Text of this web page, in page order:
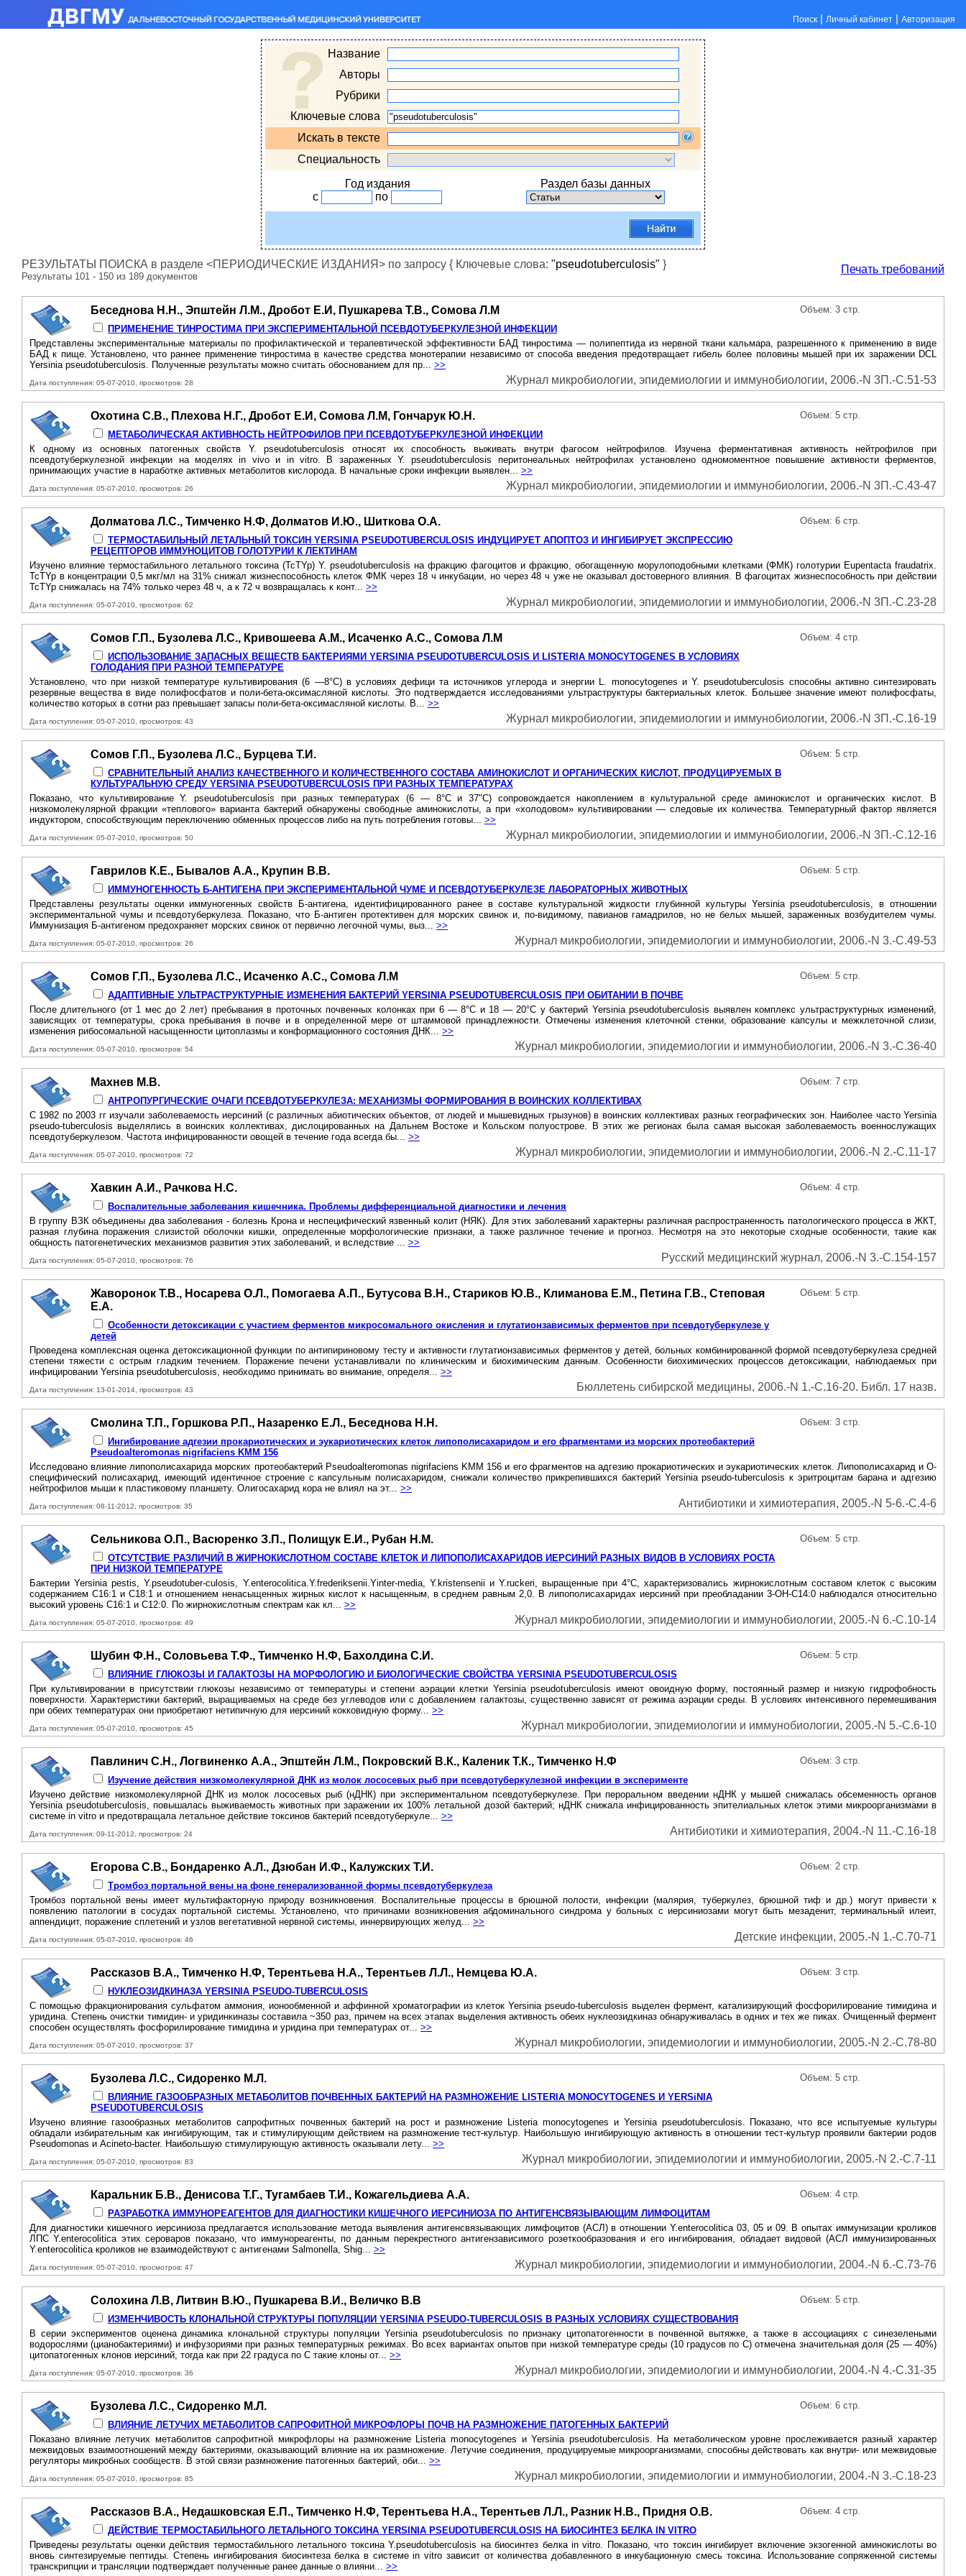
Поиск | Личный кабинет | Авторизация
Название
Авторы
Рубрики
Ключевые слова
Искать в тексте
Специальность
Год издания
Раздел базы данных
с
по
РЕЗУЛЬТАТЫ ПОИСКА в разделе <ПЕРИОДИЧЕСКИЕ ИЗДАНИЯ> по запросу { Ключевые слова: "pseudotuberculosis" }
Результаты 101 - 150 из 189 документов
Печать требований
Беседнова Н.Н., Эпштейн Л.М., Дробот Е.И, Пушкарева Т.В., Сомова Л.М
ПРИМЕНЕНИЕ ТИНРОСТИМА ПРИ ЭКСПЕРИМЕНТАЛЬНОЙ ПСЕВДОТУБЕРКУЛЕЗНОЙ ИНФЕКЦИИ
Объем: 3 стр.
Представлены экспериментальные материалы по профилактической и терапевтической эффективности БАД тинростима — полипептида из нервной ткани кальмара, разрешенного к применению в виде
БАД к пище. Установлено, что раннее применение тинростима в качестве средства монотерапии независимо от способа введения предотвращает гибель более половины мышей при их заражении DCL
Yersinia pseudotuberculosis. Полученные результаты можно считать обоснованием для пр... >>
Дата поступления: 05-07-2010, просмотров: 28 Журнал микробиологии, эпидемиологии и иммунобиологии, 2006.-N 3П.-С.51-53
Охотина С.В., Плехова Н.Г., Дробот Е.И, Сомова Л.М, Гончарук Ю.Н.
МЕТАБОЛИЧЕСКАЯ АКТИВНОСТЬ НЕЙТРОФИЛОВ ПРИ ПСЕВДОТУБЕРКУЛЕЗНОЙ ИНФЕКЦИИ
Объем: 5 стр.
К одному из основных патогенных свойств Y. pseudotuberculosis относят их способность выживать внутри фагосом нейтрофилов. Изучена ферментативная активность нейтрофилов при
псевдотуберкулезной инфекции на моделях in vivo и in vitro. В зараженных Y. pseudotuberculosis перитонеальных нейтрофилах установлено одномоментное повышение активности ферментов,
принимающих участие в наработке активных метаболитов кислорода. В начальные сроки инфекции выявлен... >>
Дата поступления: 05-07-2010, просмотров: 26 Журнал микробиологии, эпидемиологии и иммунобиологии, 2006.-N 3П.-С.43-47
Долматова Л.С., Тимченко Н.Ф, Долматов И.Ю., Шиткова О.А.
ТЕРМОСТАБИЛЬНЫЙ ЛЕТАЛЬНЫЙ ТОКСИН YERSINIA PSEUDOTUBERCULOSIS ИНДУЦИРУЕТ АПОПТОЗ И ИНГИБИРУЕТ ЭКСПРЕССИЮ
РЕЦЕПТОРОВ ИММУНОЦИТОВ ГОЛОТУРИИ К ЛЕКТИНАМ
Объем: 6 стр.
Изучено влияние термостабильного летального токсина (TcTYp) Y. pseudotuberculosis на фракцию фагоцитов и фракцию, обогащенную морулоподобными клетками (ФМК) голотурии Eupentacta fraudatrix.
TcTYp в концентрации 0,5 мкг/мл на 31% снижал жизнеспособность клеток ФМК через 18 ч инкубации, но через 48 ч уже не оказывал достоверного влияния. В фагоцитах жизнеспособность при действии
TcTYp снижалась на 74% только через 48 ч, а к 72 ч возвращалась к конт... >>
Дата поступления: 05-07-2010, просмотров: 62 Журнал микробиологии, эпидемиологии и иммунобиологии, 2006.-N 3П.-С.23-28
Сомов Г.П., Бузолева Л.С., Кривошеева А.М., Исаченко А.С., Сомова Л.М
ИСПОЛЬЗОВАНИЕ ЗАПАСНЫХ ВЕЩЕСТВ БАКТЕРИЯМИ YERSINIA PSEUDOTUBERCULOSIS И LISTERIA MONOCYTOGENES В УСЛОВИЯХ
ГОЛОДАНИЯ ПРИ РАЗНОЙ ТЕМПЕРАТУРЕ
Объем: 4 стр.
Установлено, что при низкой температуре культивирования (6 —8°С) в условиях дефици та источников углерода и энергии L. monocytogenes и Y. pseudotuberculosis способны активно синтезировать
резервные вещества в виде полифосфатов и поли-бета-оксимасляной кислоты. Это подтверждается исследованиями ультраструктуры бактериальных клеток. Большее значение имеют полифосфаты,
количество которых в сотни раз превышает запасы поли-бета-оксимасляной кислоты. В... >>
Дата поступления: 05-07-2010, просмотров: 43 Журнал микробиологии, эпидемиологии и иммунобиологии, 2006.-N 3П.-С.16-19
Сомов Г.П., Бузолева Л.С., Бурцева Т.И.
СРАВНИТЕЛЬНЫЙ АНАЛИЗ КАЧЕСТВЕННОГО И КОЛИЧЕСТВЕННОГО СОСТАВА АМИНОКИСЛОТ И ОРГАНИЧЕСКИХ КИСЛОТ, ПРОДУЦИРУЕМЫХ В
КУЛЬТУРАЛЬНУЮ СРЕДУ YERSINIA PSEUDOTUBERCULOSIS ПРИ РАЗНЫХ ТЕМПЕРАТУРАХ
Объем: 5 стр.
Показано, что культивирование Y. pseudotuberculosis при разных температурах (6 — 8°С и 37"С) сопровождается накоплением в культуральной среде аминокислот и органических кислот. В
низкомолекулярной фракции «теплового» варианта бактерий обнаружены свободные аминокислоты, а при «холодовом» культивировании — следовые их количества. Температурный фактор является
индуктором, способствующим переключению обменных процессов либо на путь потребления готовы... >>
Дата поступления: 05-07-2010, просмотров: 50 Журнал микробиологии, эпидемиологии и иммунобиологии, 2006.-N 3П.-С.12-16
Гаврилов К.Е., Бывалов А.А., Крупин В.В.
ИММУНОГЕННОСТЬ Б-АНТИГЕНА ПРИ ЭКСПЕРИМЕНТАЛЬНОЙ ЧУМЕ И ПСЕВДОТУБЕРКУЛЕЗЕ ЛАБОРАТОРНЫХ ЖИВОТНЫХ
Объем: 5 стр.
Представлены результаты оценки иммуногенных свойств Б-антигена, идентифицированного ранее в составе культуральной жидкости глубинной культуры Yersinia pseudotuberculosis, в отношении
экспериментальной чумы и псевдотуберкулеза. Показано, что Б-антиген протективен для морских свинок и, по-видимому, павианов гамадрилов, но не белых мышей, зараженных возбудителем чумы.
Иммунизация Б-антигеном предохраняет морских свинок от первично легочной чумы, выз... >>
Дата поступления: 05-07-2010, просмотров: 26 Журнал микробиологии, эпидемиологии и иммунобиологии, 2006.-N 3.-С.49-53
Сомов Г.П., Бузолева Л.С., Исаченко А.С., Сомова Л.М
АДАПТИВНЫЕ УЛЬТРАСТРУКТУРНЫЕ ИЗМЕНЕНИЯ БАКТЕРИЙ YERSINIA PSEUDOTUBERCULOSIS ПРИ ОБИТАНИИ В ПОЧВЕ
Объем: 5 стр.
После длительного (от 1 мес до 2 лет) пребывания в проточных почвенных колонках при 6 — 8°С и 18 — 20°С у бактерий Yersinia pseudotuberculosis выявлен комплекс ультраструктурных изменений,
зависящих от температуры, срока пребывания в почве и в определенной мере от штаммовой принадлежности. Отмечены изменения клеточной стенки, образование капсулы и межклеточной слизи,
изменения рибосомальной насыщенности цитоплазмы и конформационного состояния ДНК... >>
Дата поступления: 05-07-2010, просмотров: 54 Журнал микробиологии, эпидемиологии и иммунобиологии, 2006.-N 3.-С.36-40
Махнев М.В.
АНТРОПУРГИЧЕСКИЕ ОЧАГИ ПСЕВДОТУБЕРКУЛЕЗА: МЕХАНИЗМЫ ФОРМИРОВАНИЯ В ВОИНСКИХ КОЛЛЕКТИВАХ
Объем: 7 стр.
С 1982 по 2003 гг изучали заболеваемость иерсиний (с различных абиотических объектов, от людей и мышевидных грызунов) в воинских коллективах разных географических зон. Наиболее часто Yersinia
pseudo-tuberculosis выделялись в воинских коллективах, дислоцированных на Дальнем Востоке и Кольском полуострове. В этих же регионах была самая высокая заболеваемость военнослужащих
псевдотуберкулезом. Частота инфицированности овощей в течение года всегда бы... >>
Дата поступления: 05-07-2010, просмотров: 72 Журнал микробиологии, эпидемиологии и иммунобиологии, 2006.-N 2.-С.11-17
Хавкин А.И., Рачкова Н.С.
Воспалительные заболевания кишечника. Проблемы дифференциальной диагностики и лечения
Объем: 4 стр.
В группу ВЗК объединены два заболевания - болезнь Крона и неспецифический язвенный колит (НЯК). Для этих заболеваний характерны различная распространенность патологического процесса в ЖКТ,
разная глубина поражения слизистой оболочки кишки, определенные морфологические признаки, а также различное течение и прогноз. Несмотря на это некоторые сходные особенности, такие как
общность патогенетических механизмов развития этих заболеваний, и вследствие ... >>
Дата поступления: 05-07-2010, просмотров: 76 Русский медицинский журнал, 2006.-N 3.-С.154-157
Жаворонок Т.В., Носарева О.Л., Помогаева А.П., Бутусова В.Н., Стариков Ю.В., Климанова Е.М., Петина Г.В., Степовая
Е.А.
Особенности детоксикации с участием ферментов микросомального окисления и глутатионзависимых ферментов при псевдотуберкулезе у
детей
Объем: 5 стр.
Проведена комплексная оценка детоксикационной функции по антипириновому тесту и активности глутатионзависимых ферментов у детей, больных комбинированной формой псевдотуберкулеза средней
степени тяжести с острым гладким течением. Поражение печени устанавливали по клиническим и биохимическим данным. Особенности биохимических процессов детоксикации, наблюдаемых при
инфицировании Yersinia pseudotuberculosis, необходимо принимать во внимание, определя... >>
Дата поступления: 13-01-2014, просмотров: 43 Бюллетень сибирской медицины, 2006.-N 1.-С.16-20. Библ. 17 назв.
Смолина Т.П., Горшкова Р.П., Назаренко Е.Л., Беседнова Н.Н.
Ингибирование адгезии прокариотических и эукариотических клеток липополисахаридом и его фрагментами из морских протеобактерий
Pseudoalteromonas nigrifaciens KMM 156
Объем: 3 стр.
Исследовано влияние липополисахарида морских протеобактерий Pseudoalteromonas nigrifaciens KMM 156 и его фрагментов на адгезию прокариотических и эукариотических клеток. Липополисахарид и О-
специфический полисахарид, имеющий идентичное строение с капсульным полисахаридом, снижали количество прикрепившихся бактерий Yersinia pseudo-tuberculosis к эритроцитам барана и адгезию
нейтрофилов мыши к пластиковому планшету. Олигосахарид кора не влиял на эт... >>
Дата поступления: 08-11-2012, просмотров: 35 Антибиотики и химиотерапия, 2005.-N 5-6.-С.4-6
Сельникова О.П., Васюренко З.П., Полищук Е.И., Рубан Н.М.
ОТСУТСТВИЕ РАЗЛИЧИЙ В ЖИРНОКИСЛОТНОМ СОСТАВЕ КЛЕТОК И ЛИПОПОЛИСАХАРИДОВ ИЕРСИНИЙ РАЗНЫХ ВИДОВ В УСЛОВИЯХ РОСТА
ПРИ НИЗКОЙ ТЕМПЕРАТУРЕ
Объем: 5 стр.
Бактерии Yersinia pestis, Y.pseudotuber-culosis, Y.enterocolitica.Y.frederiksenii.Yinter-media, Y.kristensenii и Y.ruckeri, выращенные при 4°С, характеризовались жирнокислотным составом клеток с высоким
содержанием C16:1 и C18:1 и отношением ненасыщенных жирных кислот к насыщенным, в среднем равным 2,0. В липополисахаридах иерсиний при преобладании 3-ОН-С14:0 наблюдался относительно
высокий уровень C16:1 и C12:0. По жирнокислотным спектрам как кл... >>
Дата поступления: 05-07-2010, просмотров: 49 Журнал микробиологии, эпидемиологии и иммунобиологии, 2005.-N 6.-С.10-14
Шубин Ф.Н., Соловьева Т.Ф., Тимченко Н.Ф, Бахолдина С.И.
ВЛИЯНИЕ ГЛЮКОЗЫ И ГАЛАКТОЗЫ НА МОРФОЛОГИЮ И БИОЛОГИЧЕСКИЕ СВОЙСТВА YERSINIA PSEUDOTUBERCULOSIS
Объем: 5 стр.
При культивировании в присутствии глюкозы независимо от температуры и степени аэрации клетки Yersinia pseudotuberculosis имеют овоидную форму, постоянный размер и низкую гидрофобность
поверхности. Характеристики бактерий, выращиваемых на среде без углеводов или с добавлением галактозы, существенно зависят от режима аэрации среды. В условиях интенсивного перемешивания
при обеих температурах они приобретают нетипичную для иерсиний кокковидную форму... >>
Дата поступления: 05-07-2010, просмотров: 45 Журнал микробиологии, эпидемиологии и иммунобиологии, 2005.-N 5.-С.6-10
Павлинич С.Н., Логвиненко А.А., Эпштейн Л.М., Покровский В.К., Каленик Т.К., Тимченко Н.Ф
Изучение действия низкомолекулярной ДНК из молок лососевых рыб при псевдотуберкулезной инфекции в эксперименте
Объем: 3 стр.
Изучено действие низкомолекулярной ДНК из молок лососевых рыб (нДНК) при экспериментальном псевдотуберкулезе. При пероральном введении нДНК у мышей снижалась обсеменность органов
Yersinia pseudotuberculosis, повышалась выживаемость животных при заражении их 100% летальной дозой бактерий; нДНК снижала инфицированность эпителиальных клеток этими микроорганизмами в
системе in vitro и предотвращала летальное действие токсинов бактерий псевдотуберкуле... >>
Дата поступления: 09-11-2012, просмотров: 24 Антибиотики и химиотерапия, 2004.-N 11.-С.16-18
Егорова С.В., Бондаренко А.Л., Дзюбан И.Ф., Калужских Т.И.
Тромбоз портальной вены на фоне генерализованной формы псевдотуберкулеза
Объем: 2 стр.
Тромбоз портальной вены имеет мультифакторную природу возникновения. Воспалительные процессы в брюшной полости, инфекции (малярия, туберкулез, брюшной тиф и др.) могут привести к
появлению патологии в сосудах портальной системы. Установлено, что причинами возникновения абдоминального синдрома у больных с иерсиниозами могут быть мезаденит, терминальный илеит,
аппендицит, поражение сплетений и узлов вегетативной нервной системы, иннервирующих желуд... >>
Дата поступления: 05-07-2010, просмотров: 46 Детские инфекции, 2005.-N 1.-С.70-71
Рассказов В.А., Тимченко Н.Ф, Терентьева Н.А., Терентьев Л.Л., Немцева Ю.А.
НУКЛЕОЗИДКИНАЗА YERSINIA PSEUDO-TUBERCULOSIS
Объем: 3 стр.
С помощью фракционирования сульфатом аммония, ионообменной и аффинной хроматографии из клеток Yersinia pseudo-tuberculosis выделен фермент, катализирующий фосфорилирование тимидина и
уридина. Степень очистки тимидин- и уридинкиназы составила ~350 раз, причем на всех этапах выделения активность обеих нуклеозидкиназ обнаруживалась в одних и тех же пиках. Очищенный фермент
способен осуществлять фосфорилирование тимидина и уридина при температурах от... >>
Дата поступления: 05-07-2010, просмотров: 37 Журнал микробиологии, эпидемиологии и иммунобиологии, 2005.-N 2.-С.78-80
Бузолева Л.С., Сидоренко М.Л.
ВЛИЯНИЕ ГАЗООБРАЗНЫХ МЕТАБОЛИТОВ ПОЧВЕННЫХ БАКТЕРИЙ НА РАЗМНОЖЕНИЕ LISTERIA MONOCYTOGENES И YERSiNIA
PSEUDOTUBERCULOSIS
Объем: 5 стр.
Изучено влияние газообразных метаболитов сапрофитных почвенных бактерий на рост и размножение Listeria monocytogenes и Yersinia pseudotuberculosis. Показано, что все испытуемые культуры
обладали избирательным как ингибирующим, так и стимулирующим действием на размножение тест-культур. Наибольшую ингибирующую активность в отношении тест-культур проявили бактерии родов
Pseudomonas и Acineto-bacter. Наибольшую стимулирующую активность оказывали лету... >>
Дата поступления: 05-07-2010, просмотров: 83 Журнал микробиологии, эпидемиологии и иммунобиологии, 2005.-N 2.-С.7-11
Каральник Б.В., Денисова Т.Г., Тугамбаев Т.И., Кожагельдиева А.А.
РАЗРАБОТКА ИММУНОРЕАГЕНТОВ ДЛЯ ДИАГНОСТИКИ КИШЕЧНОГО ИЕРСИНИОЗА ПО АНТИГЕНСВЯЗЫВАЮЩИМ ЛИМФОЦИТАМ
Объем: 4 стр.
Для диагностики кишечного иерсиниоза предлагается использование метода выявления антигенсвязывающих лимфоцитов (АСЛ) в отношении Y.enterocolitica 03, 05 и 09. В опытах иммунизации кроликов
ЛПС Y.enterocolitica этих сероваров показано, что иммунореагенты, по данным перекрестного антигензависимого розеткообразования и его ингибирования, обладает видовой (АСЛ иммунизированных
Y.enterocolitica кроликов не взаимодействуют с антигенами Salmonella, Shig... >>
Дата поступления: 05-07-2010, просмотров: 47 Журнал микробиологии, эпидемиологии и иммунобиологии, 2004.-N 6.-С.73-76
Солохина Л.В, Литвин В.Ю., Пушкарева В.И., Величко В.В
ИЗМЕНЧИВОСТЬ КЛОНАЛЬНОЙ СТРУКТУРЫ ПОПУЛЯЦИИ YERSINIA PSEUDO-TUBERCULOSIS В РАЗНЫХ УСЛОВИЯХ СУЩЕСТВОВАНИЯ
Объем: 5 стр.
В серии экспериментов оценена динамика клональной структуры популяции Yersinia pseudotuberculosis по признаку цитопатогенности в почвенной вытяжке, а также в ассоциациях с синезелеными
водорослями (цианобактериями) и инфузориями при разных температурных режимах. Во всех вариантах опытов при низкой температуре среды (10 градусов по С) отмечена значительная доля (25 — 40%)
цитопатогенных клонов иерсиний, тогда как при 22 градуса по С такие клоны от... >>
Дата поступления: 05-07-2010, просмотров: 36 Журнал микробиологии, эпидемиологии и иммунобиологии, 2004.-N 4.-С.31-35
Бузолева Л.С., Сидоренко М.Л.
ВЛИЯНИЕ ЛЕТУЧИХ МЕТАБОЛИТОВ САПРОФИТНОЙ МИКРОФЛОРЫ ПОЧВ НА РАЗМНОЖЕНИЕ ПАТОГЕННЫХ БАКТЕРИЙ
Объем: 6 стр.
Показано влияние летучих метаболитов сапрофитной микрофлоры на размножение Listeria monocytogenes и Yersinia pseudotuberculosis. На метаболическом уровне прослеживается разный характер
межвидовых взаимоотношений между бактериями, оказывающий влияние на их размножение. Летучие соединения, продуцируемые микроорганизмами, способны действовать как внутри- или межвидовые
регуляторы микробных сообществ. В этой связи размножение патогенных бактерий, оби... >>
Дата поступления: 05-07-2010, просмотров: 85 Журнал микробиологии, эпидемиологии и иммунобиологии, 2004.-N 3.-С.18-23
Рассказов В.А., Недашковская Е.П., Тимченко Н.Ф, Терентьева Н.А., Терентьев Л.Л., Разник Н.В., Придня О.В.
ДЕЙСТВИЕ ТЕРМОСТАБИЛЬНОГО ЛЕТАЛЬНОГО ТОКСИНА YERSINIA PSEUDOTUBERCULOSIS НА БИОСИНТЕЗ БЕЛКА IN VITRO
Объем: 4 стр.
Приведены результаты оценки действия термостабильного летального токсина Y.pseudotuberculosis на биосинтез белка in vitro. Показано, что токсин ингибирует включение экзогенной аминокислоты во
вновь синтезируемые пептиды. Степень ингибирования биосинтеза белка в системе in vitro зависит от количества добавленного в инкубационную смесь токсина. Использование сопряженной системы
транскрипции и трансляции подтверждает полученные ранее данные о влияни... >>